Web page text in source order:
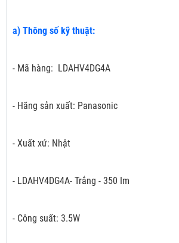
a) Thông số kỹ thuật:
- Mã hàng: LDAHV4DG4A
- Hãng sản xuất: Panasonic
- Xuất xứ: Nhật
- LDAHV4DG4A- Trắng - 350 Im
- Công suất: 3.5W